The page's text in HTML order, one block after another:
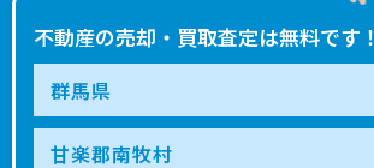
不動産の売却・買取査定は無料です！